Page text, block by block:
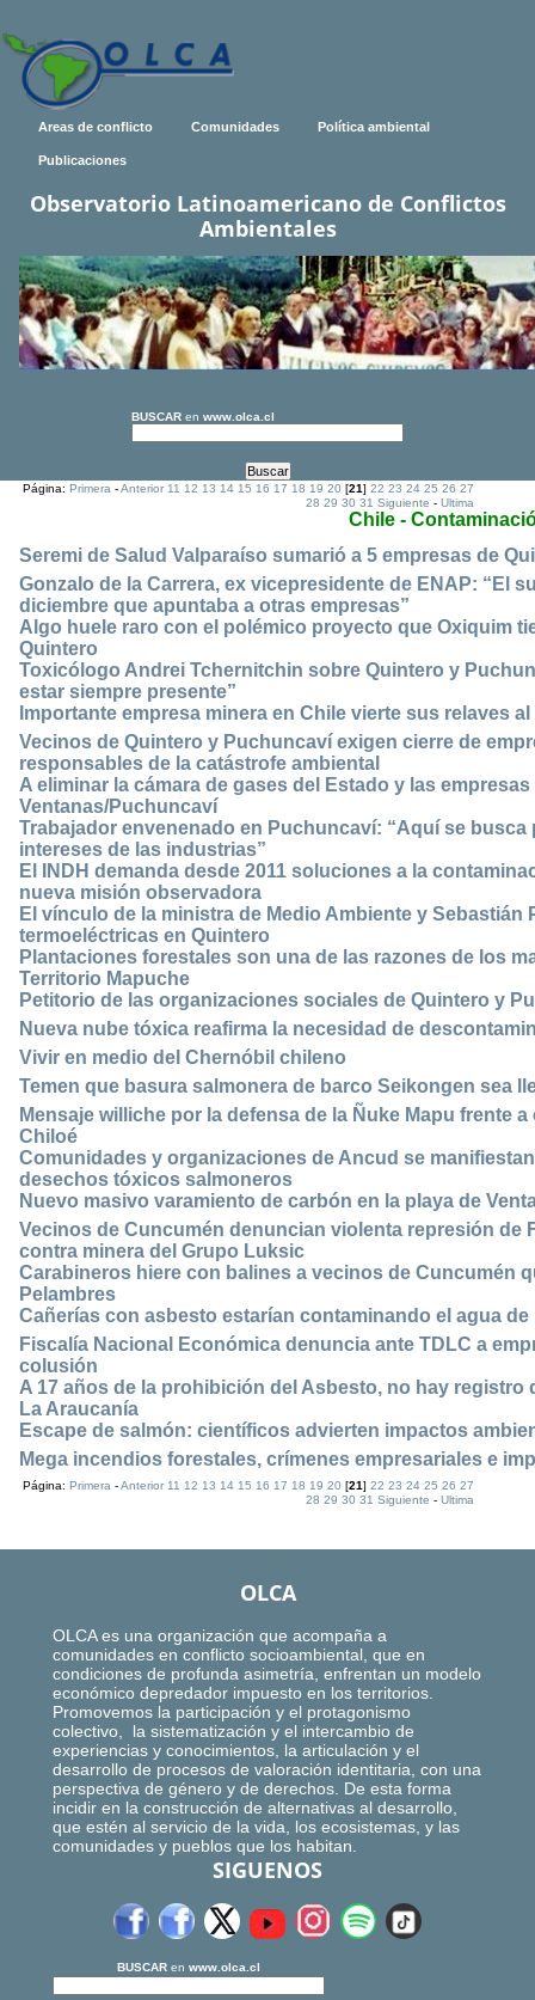
Areas de conflicto Comunidades Política ambiental
Publicaciones
Observatorio Latinoamericano de Conflictos
Ambientales
BUSCAR en www.olca.cl
Página:Primera -Anterior 11 12 13 14 15 16 17 18 19 20 [21]22 23 24 25 26 27
28 29 30 31 Siguiente -Ultima
Chile -
Seremi de Salud Valparaíso sumarió a 5 empresas de
Gonzalo de la Carrera, ex vicepresidente de ENAP: “El
diciembre que apuntaba a otras empresas”
Algo huele raro con el polémico proyecto que Oxiquim
Quintero
Toxicólogo Andrei Tchernitchin sobre Quintero y
estar siempre presente”
Importante empresa minera en Chile vierte sus relaves
Vecinos de Quintero y Puchuncaví exigen cierre de
responsables de la catástrofe ambiental
A eliminar la cámara de gases del Estado y las
Ventanas/Puchuncaví
Trabajador envenenado en Puchuncaví: “Aquí se
intereses de las industrias”
El INDH demanda desde 2011 soluciones a la
nueva misión observadora
El vínculo de la ministra de Medio Ambiente y Sebastián
termoeléctricas en Quintero
Plantaciones forestales son una de las razones de los
Territorio Mapuche
Petitorio de las organizaciones sociales de Quintero y
Nueva nube tóxica reafirma la necesidad de
Vivir en medio del Chernóbil chileno
Temen que basura salmonera de barco Seikongen sea
Mensaje williche por la defensa de la Ñuke Mapu frente
Chiloé
Comunidades y organizaciones de Ancud se
desechos tóxicos salmoneros
Nuevo masivo varamiento de carbón en la playa de
Vecinos de Cuncumén denuncian violenta represión de
contra minera del Grupo Luksic
Carabineros hiere con balines a vecinos de Cuncumén
Pelambres
Cañerías con asbesto estarían contaminando el agua
Fiscalía Nacional Económica denuncia ante TDLC a
colusión
A 17 años de la prohibición del Asbesto, no hay registro
La Araucanía
Escape de salmón: científicos advierten impactos
Mega incendios forestales, crímenes empresariales e
Página:Primera -Anterior 11 12 13 14 15 16 17 18 19 20 [21]22 23 24 25 26 27
28 29 30 31 Siguiente -Ultima
OLCA
OLCA es una organización que acompaña a
comunidades en conflicto socioambiental, que en
condiciones de profunda asimetría, enfrentan un modelo
económico depredador impuesto en los territorios.
Promovemos la participación y el protagonismo
colectivo, la sistematización y el intercambio de
experiencias y conocimientos, la articulación y el
desarrollo de procesos de valoración identitaria, con una
perspectiva de género y de derechos. De esta forma
incidir en la construcción de alternativas al desarrollo,
que estén al servicio de la vida, los ecosistemas, y las
comunidades y pueblos que los habitan.
SIGUENOS
BUSCAR en www.olca.cl